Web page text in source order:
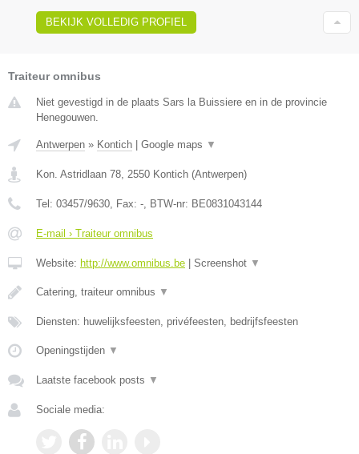
BEKIJK VOLLEDIG PROFIEL
Traiteur omnibus
Niet gevestigd in de plaats Sars la Buissiere en in de provincie
Henegouwen.
Antwerpen » Kontich | Google maps ▼
Kon. Astridlaan 78 2550 Kontich (Antwerpen)
Tel: 03457/9630 , Fax: - , BTW-nr: BE0831043144
E-mail › Traiteur omnibus
Website: http://www.omnibus.be | Screenshot ▼
Catering, traiteur omnibus ▼
Diensten: huwelijksfeesten, privéfeesten, bedrijfsfeesten
Openingstijden ▼
Laatste facebook posts ▼
Sociale media: